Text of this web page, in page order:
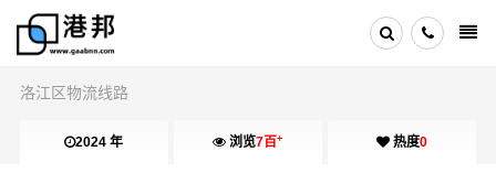
洛江区物流线路
2024 年 浏览7百+ 热度0